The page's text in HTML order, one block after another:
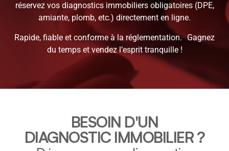
réservez vos diagnostics immobiliers obligatoires (DPE,
amiante, plomb, etc.) directement en ligne.
Rapide, fiable et conforme à la réglementation. Gagnez
du temps et vendez l’esprit tranquille !
BESOIN D'UN
DIAGNOSTIC IMMOBILIER ?